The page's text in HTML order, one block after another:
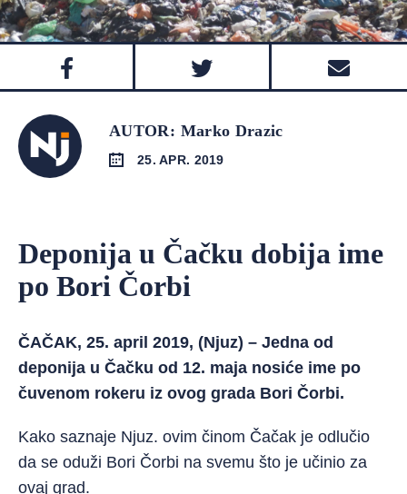
AUTOR: Marko Drazic
25. APR. 2019
Deponija u Čačku dobija ime
po Bori Čorbi
ČAČAK, 25. april 2019, (Njuz) – Jedna od
deponija u Čačku od 12. maja nosiće ime po
čuvenom rokeru iz ovog grada Bori Čorbi.
Kako saznaje Njuz. ovim činom Čačak je odlučio
da se oduži Bori Čorbi na svemu što je učinio za
ovaj grad.